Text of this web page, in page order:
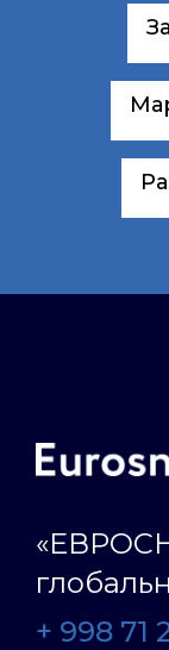
+ 998 71